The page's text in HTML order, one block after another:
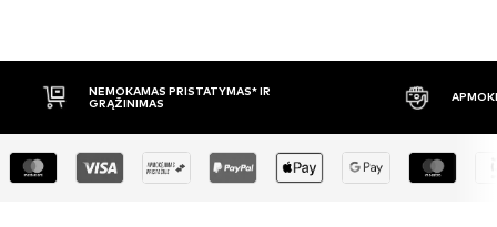
APMOKĖJIMAS PRISTAČIUS 30 DIENŲ